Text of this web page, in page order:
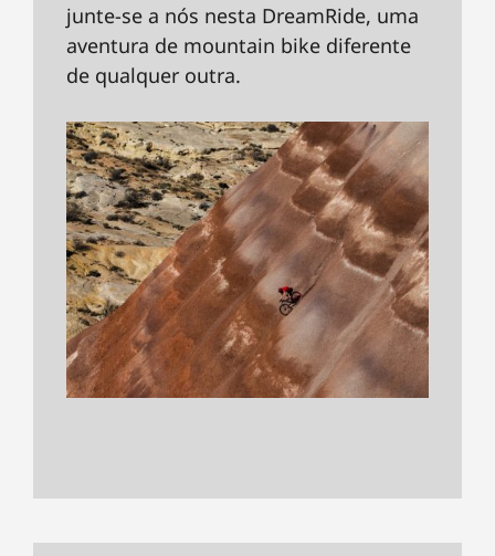
junte-se a nós nesta DreamRide, uma
aventura de mountain bike diferente
de qualquer outra.